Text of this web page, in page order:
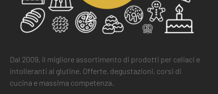
Dal 2009, il migliore assortimento di prodotti per celiaci e
intolleranti al glutine. Offerte, degustazioni, corsi di
cucina e massima competenza.